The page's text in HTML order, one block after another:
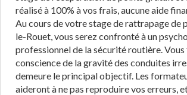
réalisé à 100% à vos frais, aucune aide
Au cours de votre stage de rattrapage de
le-Rouet, vous serez confronté à un
professionnel de la sécurité routière.
conscience de la gravité des conduites
demeure le principal objectif. Les
aideront à ne pas reproduire vos erreurs,